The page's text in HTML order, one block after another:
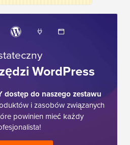
WordPress
dostęp do naszego zestawu
i zasobów związanych
powinien mieć każdy